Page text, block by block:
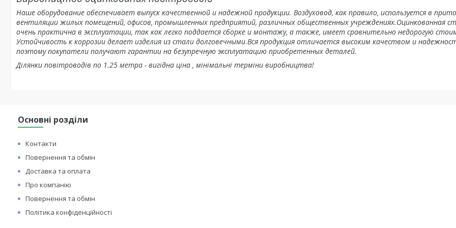
Наше оборудование обеспечивает выпуск качественной и надежной продукции. Воздуховод, как правило, используется в
вентиляции жилых помещений, офисов, промышленных предприятий, различных общественных учреждениях.Оцинкованная
очень практична в эксплуатации, так как легко поддается сборке и монтажу, а также, имеет сравнительно недорогую
Устойчивость к коррозии делает изделия из стали долговечными.Вся продукция отличается высоким качеством и
поэтому покупатели получают гарантии на безупречную эксплуатацию приобретенных деталей.
Ділянки повітроводів по 1.25 метра - вигідна ціна , мінімальні терміни виробництва!
Основні розділи
Контакти
Повернення та обмін
Доставка та оплата
Про компанію
Повернення та обмін
Політика конфіденційності